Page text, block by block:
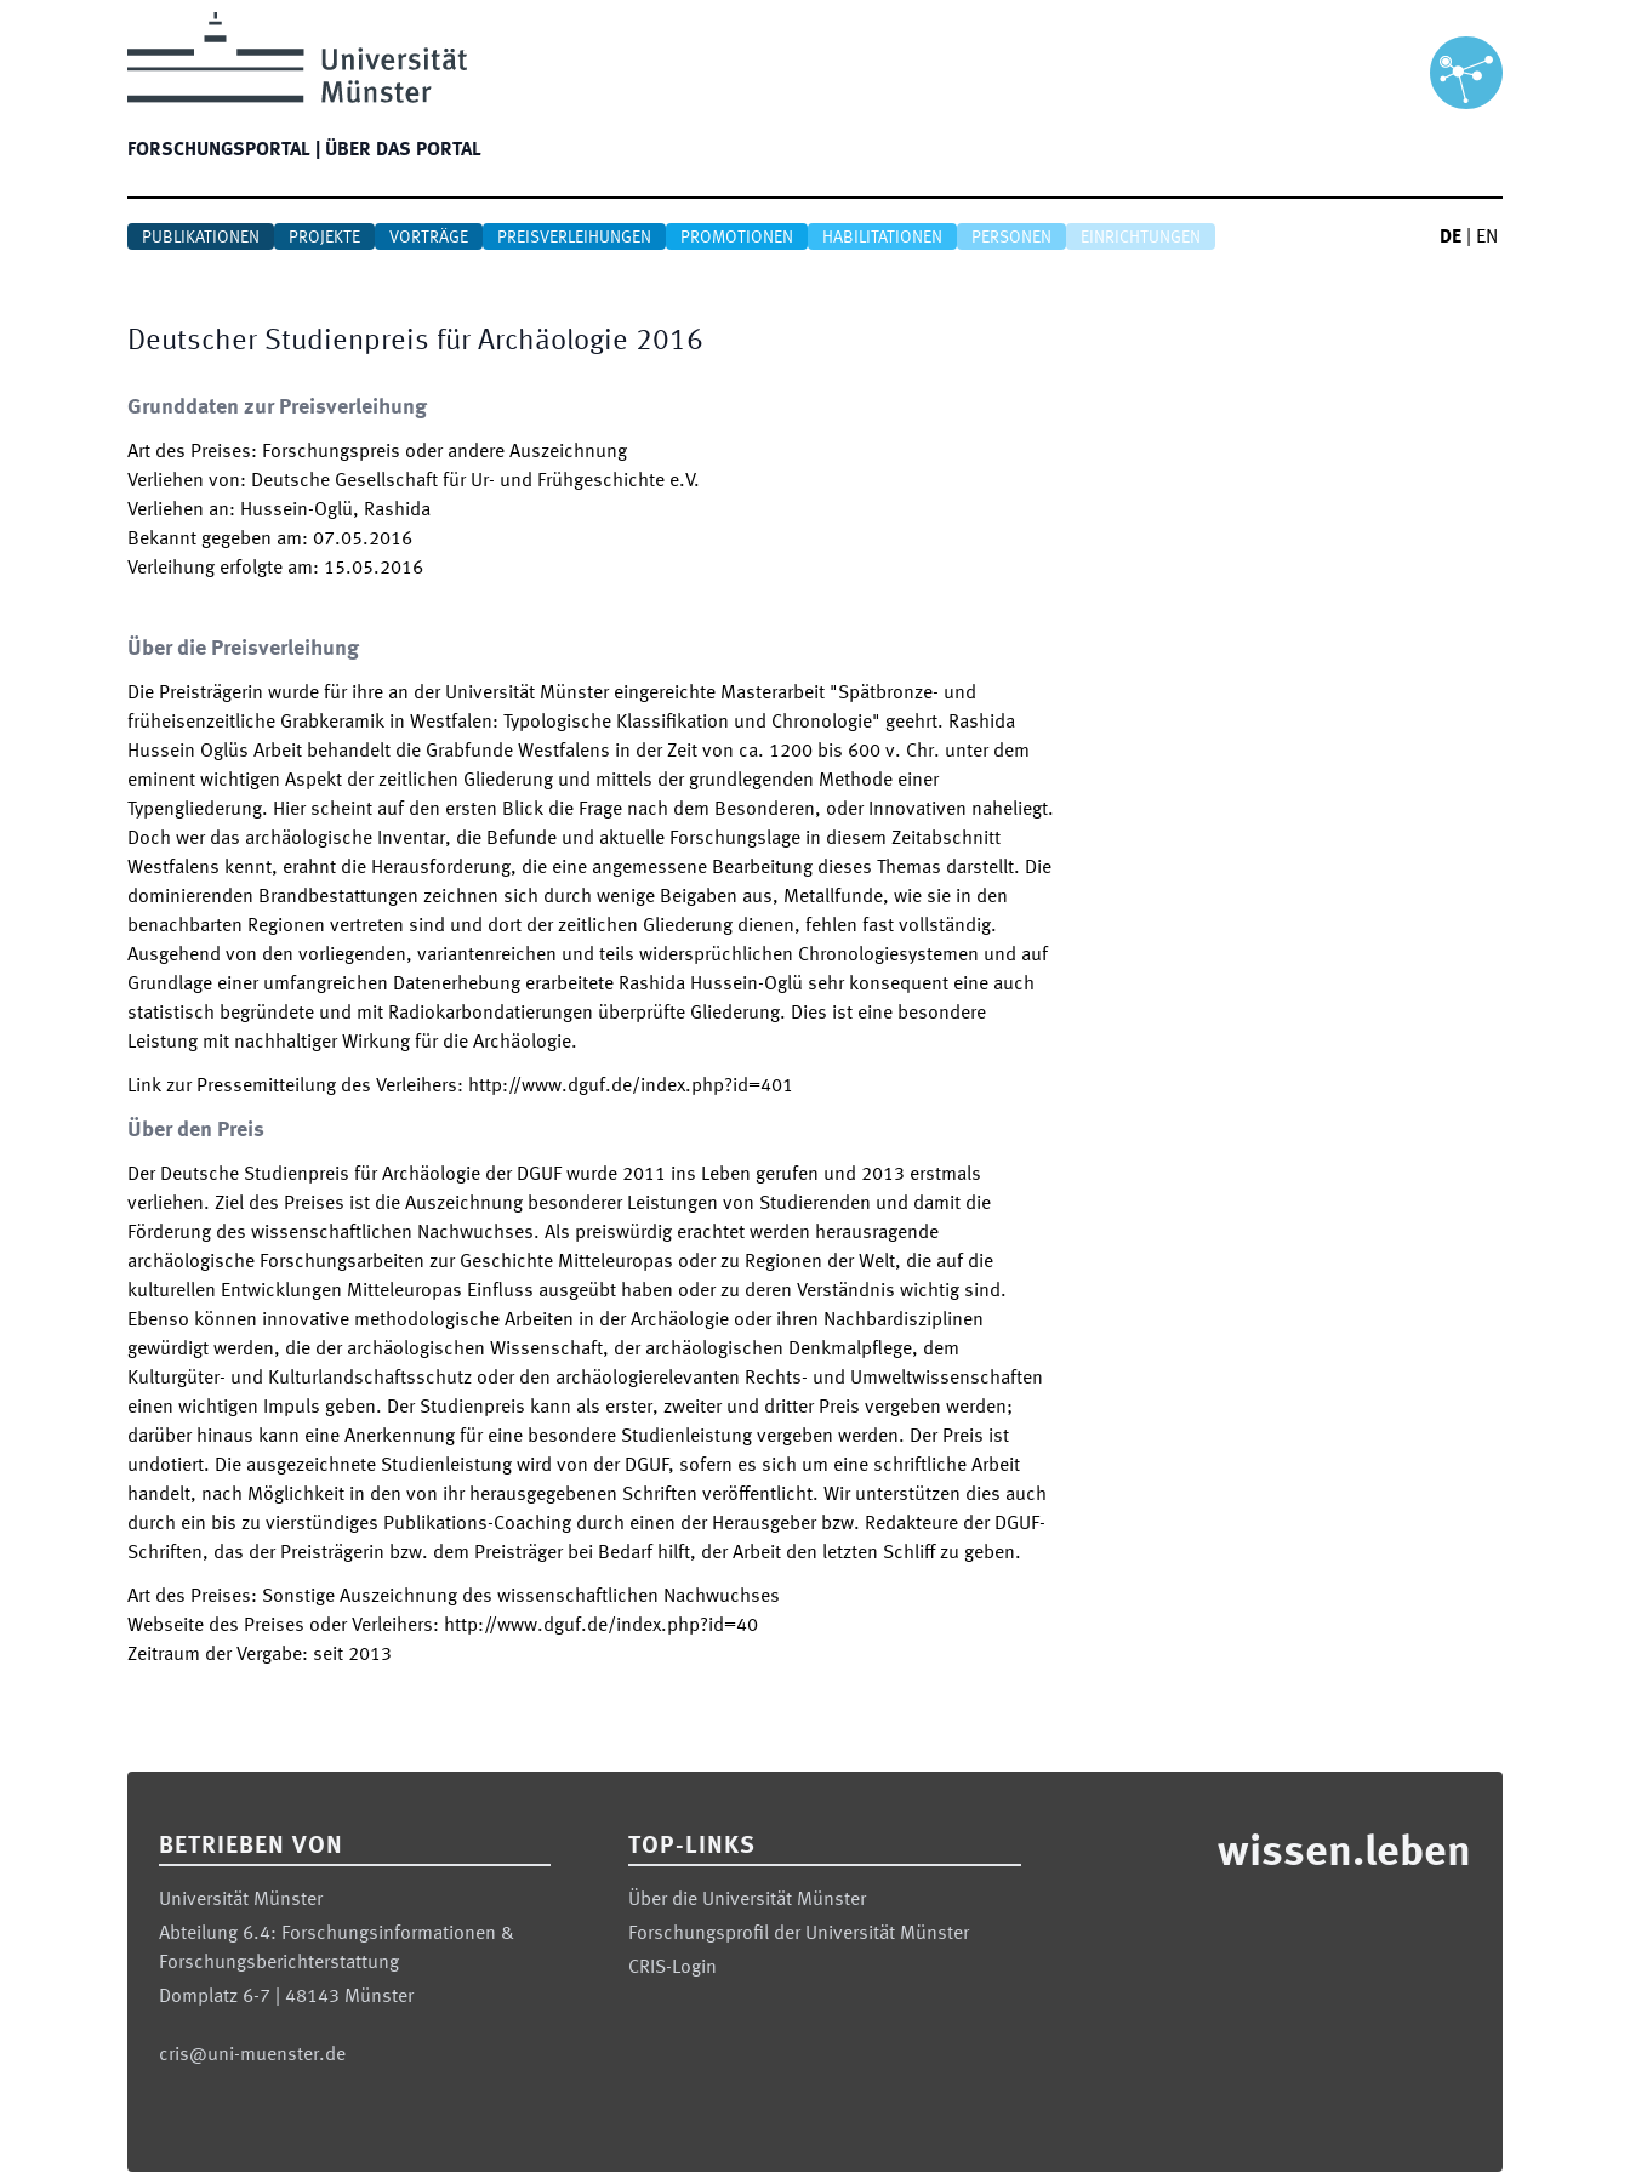
FORSCHUNGSPORTAL ÜBER DAS PORTAL
PUBLIKATIONEN PROJEKTE VORTRÄGE PREISVERLEIHUNGEN PROMOTIONEN HABILITATIONEN PERSONEN EINRICHTUNGEN DE EN
Deutscher Studienpreis für Archäologie 2016
Grunddaten zur Preisverleihung
Art des Preises: Forschungspreis oder andere Auszeichnung
Verliehen von: Deutsche Gesellschaft für Ur- und Frühgeschichte e.V.
Verliehen an: Hussein-Oglü, Rashida
Bekannt gegeben am: 07.05.2016
Verleihung erfolgte am: 15.05.2016
Über die Preisverleihung
Die Preisträgerin wurde für ihre an der Universität Münster eingereichte Masterarbeit "Spätbronze- und
früheisenzeitliche Grabkeramik in Westfalen: Typologische Klassifikation und Chronologie" geehrt. Rashida
Hussein Oglüs Arbeit behandelt die Grabfunde Westfalens in der Zeit von ca. 1200 bis 600 v. Chr. unter dem
eminent wichtigen Aspekt der zeitlichen Gliederung und mittels der grundlegenden Methode einer
Typengliederung. Hier scheint auf den ersten Blick die Frage nach dem Besonderen, oder Innovativen naheliegt.
Doch wer das archäologische Inventar, die Befunde und aktuelle Forschungslage in diesem Zeitabschnitt
Westfalens kennt, erahnt die Herausforderung, die eine angemessene Bearbeitung dieses Themas darstellt. Die
dominierenden Brandbestattungen zeichnen sich durch wenige Beigaben aus, Metallfunde, wie sie in den
benachbarten Regionen vertreten sind und dort der zeitlichen Gliederung dienen, fehlen fast vollständig.
Ausgehend von den vorliegenden, variantenreichen und teils widersprüchlichen Chronologiesystemen und auf
Grundlage einer umfangreichen Datenerhebung erarbeitete Rashida Hussein-Oglü sehr konsequent eine auch
statistisch begründete und mit Radiokarbondatierungen überprüfte Gliederung. Dies ist eine besondere
Leistung mit nachhaltiger Wirkung für die Archäologie.
Link zur Pressemitteilung des Verleihers: http://www.dguf.de/index.php?id=401
Über den Preis
Der Deutsche Studienpreis für Archäologie der DGUF wurde 2011 ins Leben gerufen und 2013 erstmals
verliehen. Ziel des Preises ist die Auszeichnung besonderer Leistungen von Studierenden und damit die
Förderung des wissenschaftlichen Nachwuchses. Als preiswürdig erachtet werden herausragende
archäologische Forschungsarbeiten zur Geschichte Mitteleuropas oder zu Regionen der Welt, die auf die
kulturellen Entwicklungen Mitteleuropas Einfluss ausgeübt haben oder zu deren Verständnis wichtig sind.
Ebenso können innovative methodologische Arbeiten in der Archäologie oder ihren Nachbardisziplinen
gewürdigt werden, die der archäologischen Wissenschaft, der archäologischen Denkmalpflege, dem
Kulturgüter- und Kulturlandschaftsschutz oder den archäologierelevanten Rechts- und Umweltwissenschaften
einen wichtigen Impuls geben. Der Studienpreis kann als erster, zweiter und dritter Preis vergeben werden;
darüber hinaus kann eine Anerkennung für eine besondere Studienleistung vergeben werden. Der Preis ist
undotiert. Die ausgezeichnete Studienleistung wird von der DGUF, sofern es sich um eine schriftliche Arbeit
handelt, nach Möglichkeit in den von ihr herausgegebenen Schriften veröffentlicht. Wir unterstützen dies auch
durch ein bis zu vierstündiges Publikations-Coaching durch einen der Herausgeber bzw. Redakteure der DGUF-
Schriften, das der Preisträgerin bzw. dem Preisträger bei Bedarf hilft, der Arbeit den letzten Schliff zu geben.
Art des Preises: Sonstige Auszeichnung des wissenschaftlichen Nachwuchses
Webseite des Preises oder Verleihers: http://www.dguf.de/index.php?id=40
Zeitraum der Vergabe: seit 2013
BETRIEBEN VON
Universität Münster
Abteilung 6.4: Forschungsinformationen &
Forschungsberichterstattung
Domplatz 6-7 | 48143 Münster
cris@uni-muenster.de
TOP-LINKS
Über die Universität Münster
Forschungsprofil der Universität Münster
CRIS-Login
wissen.leben